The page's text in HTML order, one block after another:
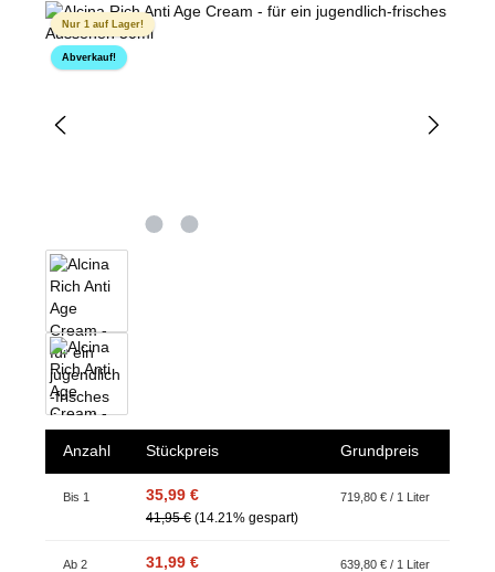
Bildergalerie überspringen
Nur 1 auf Lager!
Abverkauf!
Anzahl Stückpreis Grundpreis
Bis 1 35,99 €
41,95 € (14.21% gespart)
719,80 € / 1 Liter
Ab 2 31,99 € 639,80 € / 1 Liter